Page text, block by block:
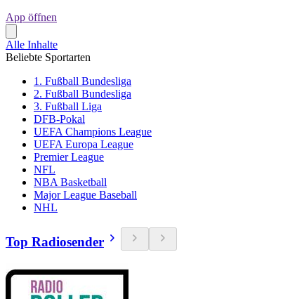
App öffnen
Alle Inhalte
Beliebte Sportarten
1. Fußball Bundesliga
2. Fußball Bundesliga
3. Fußball Liga
DFB-Pokal
UEFA Champions League
UEFA Europa League
Premier League
NFL
NBA Basketball
Major League Baseball
NHL
Top Radiosender